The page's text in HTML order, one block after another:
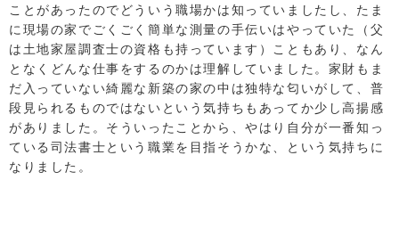
ことがあったのでどういう職場かは知っていましたし、たま
に現場の家でごくごく簡単な測量の手伝いはやっていた（父
は土地家屋調査士の資格も持っています）こともあり、なん
となくどんな仕事をするのかは理解していました。家財もま
だ入っていない綺麗な新築の家の中は独特な匂いがして、普
段見られるものではないという気持ちもあってか少し高揚感
がありました。そういったことから、やはり自分が一番知っ
ている司法書士という職業を目指そうかな、という気持ちに
なりました。